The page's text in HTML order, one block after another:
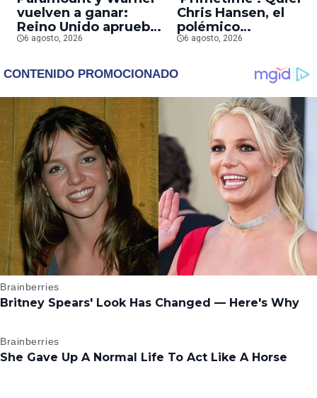
vuelven a ganar:
Reino Unido aprueba
la fusión entre
6 agosto, 2026
Chris Hansen, el
polémico
presentador que
interpreta en su
nueva película
6 agosto, 2026